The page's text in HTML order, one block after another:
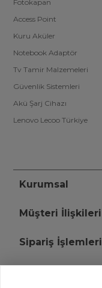
Fotokapan
Access Point
Kuru Aküler
Notebook Adaptör
Tv Tamir Malzemeleri
Güvenlik Sistemleri
Akü Şarj Cihazı
Lenovo Lecoo Türkiye
Kurumsal
Müşteri İlişkileri
Sipariş İşlemleri